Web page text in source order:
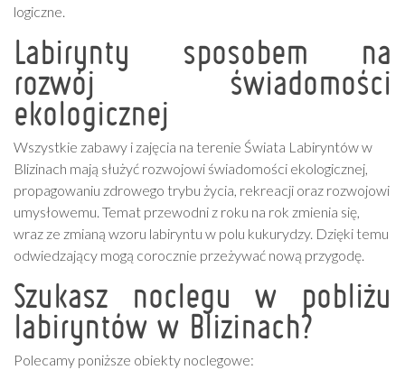
logiczne.
Labirynty sposobem na
rozwój świadomości
ekologicznej
Wszystkie zabawy i zajęcia na terenie Świata Labiryntów w
Blizinach mają służyć rozwojowi świadomości ekologicznej,
propagowaniu zdrowego trybu życia, rekreacji oraz rozwojowi
umysłowemu. Temat przewodni z roku na rok zmienia się,
wraz ze zmianą wzoru labiryntu w polu kukurydzy. Dzięki temu
odwiedzający mogą corocznie przeżywać nową przygodę.
Szukasz noclegu w pobliżu
labiryntów w Blizinach?
Polecamy poniższe obiekty noclegowe: